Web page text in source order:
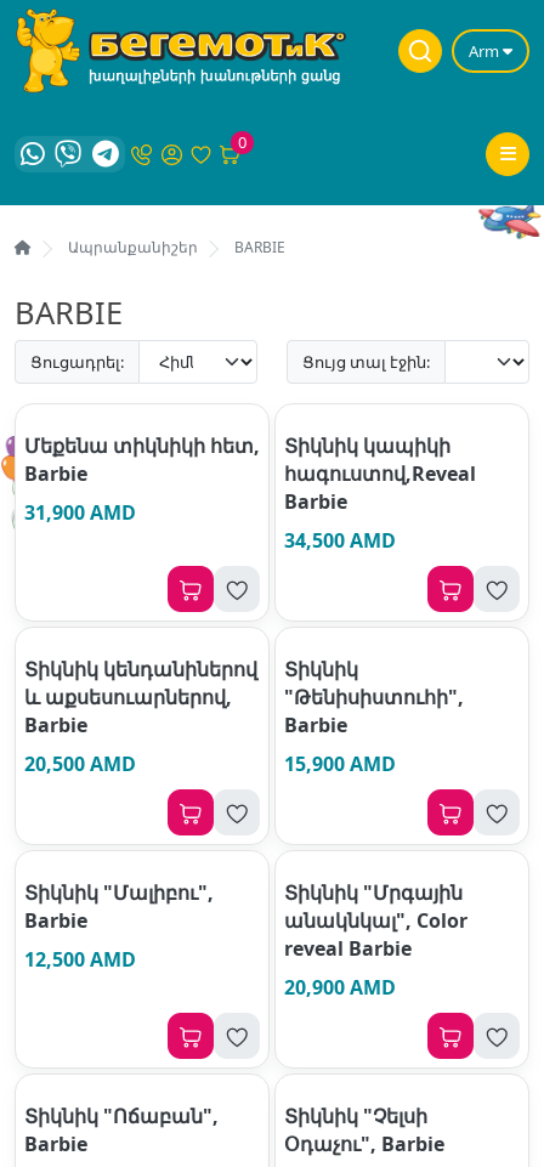
Arm
0
Ապրանքանիշեր BARBIE
BARBIE
Ցուցադրել: Ցույց տալ էջին:
Մեքենա տիկնիկի հետ,
Barbie
31,900 AMD
Տիկնիկ կապիկի
հագուստով,Reveal
Barbie
34,500 AMD
Տիկնիկ կենդանիներով
և աքսեսուարներով,
Barbie
20,500 AMD
Տիկնիկ
"Թենիսիստուհի",
Barbie
15,900 AMD
Տիկնիկ "Մալիբու",
Barbie
12,500 AMD
Տիկնիկ "Մրգային
անակնկալ", Color
reveal Barbie
20,900 AMD
Տիկնիկ "Ոճաբան",
Barbie
Տիկնիկ "Չելսի
Օդաչու", Barbie